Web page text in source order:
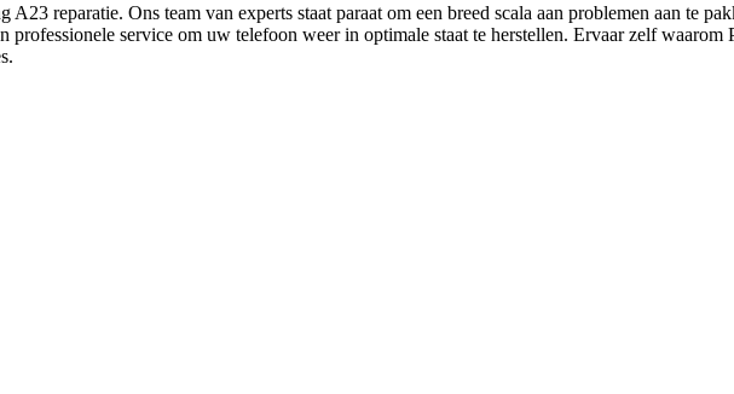
reparatie. Ons team van experts staat paraat om een breed scala aan problemen aan te
service om uw telefoon weer in optimale staat te herstellen. Ervaar zelf waarom